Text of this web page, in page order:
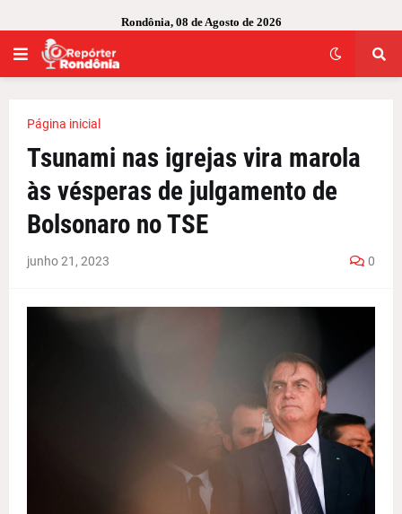
Rondônia, 08 de Agosto de 2026
Página inicial
Tsunami nas igrejas vira marola
às vésperas de julgamento de
Bolsonaro no TSE
junho 21, 2023 0